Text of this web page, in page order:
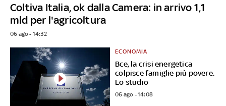
Coltiva Italia, ok dalla Camera: in arrivo 1,1
mld per l'agricoltura
06 ago - 14:32
Bce, la crisi energetica
colpisce famiglie più povere.
Lo studio
ECONOMIA
06 ago - 14:08